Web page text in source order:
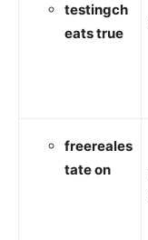
testingch
eats true
freereales
tate on